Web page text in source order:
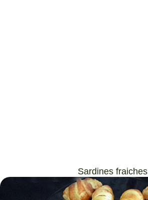
Sardines fraiches